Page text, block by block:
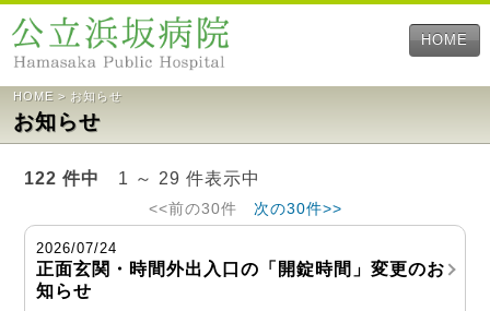
HOME
HOME > お知らせ
お知らせ
122 件中 1 ～ 29 件表示中
<<前の30件 次の30件>>
2026/07/24
正面玄関・時間外出入口の「開錠時間」変更のお
知らせ